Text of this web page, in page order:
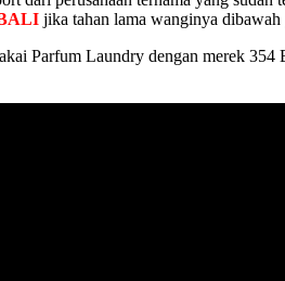
jika tahan lama wanginya
Parfum Laundry dengan merek